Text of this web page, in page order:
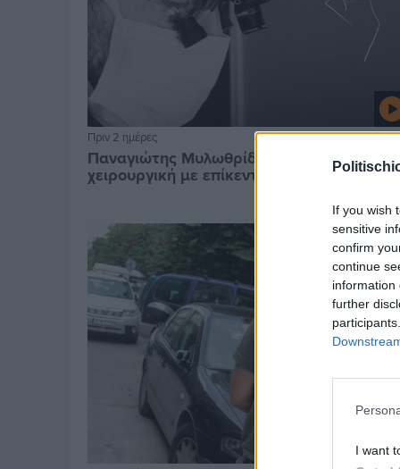
If you wish
sensitive
confirm
continue
information
further
I want
Πριν 2 ημέρες
Παναγιώτης Μυλωθρίδης: Η πλαστική
χειρουργική με επίκεντρο τον άνθρωπο